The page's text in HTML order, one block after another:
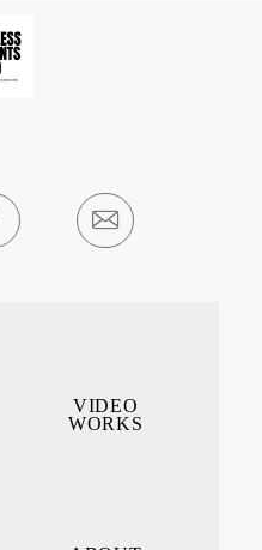
VIDEO
WORKS